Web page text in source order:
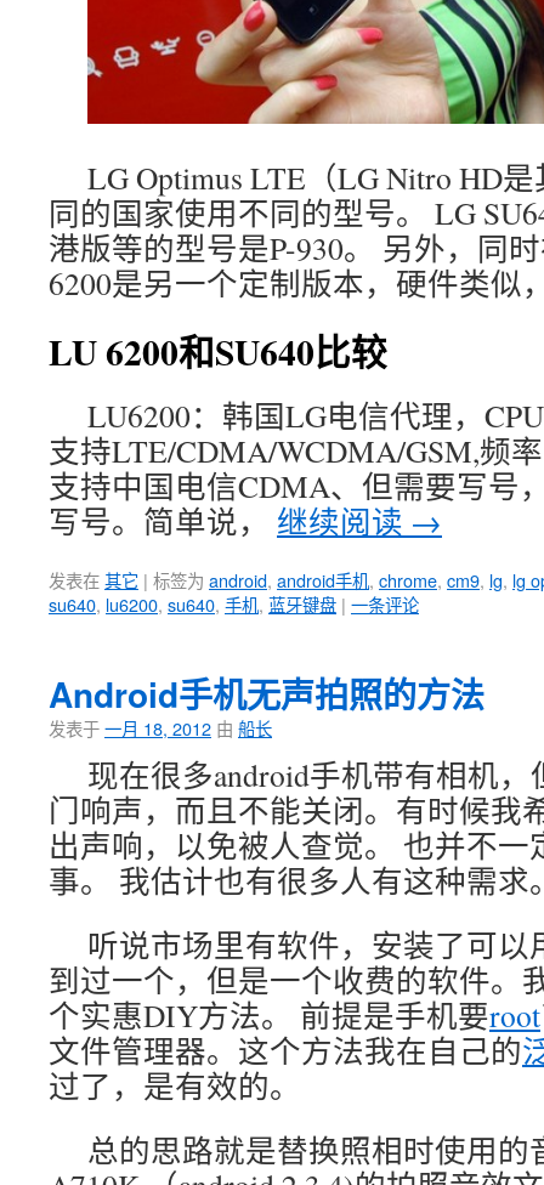
LG Optimus LTE（LG Nitro HD
同的国家使用不同的型号。 LG
港版等的型号是P-930。 另外，同
6200是另一个定制版本，硬件类似
LU 6200和SU640比较
LU6200：韩国LG电信代理，
支持LTE/CDMA/WCDMA/GSM,频
支持中国电信CDMA、但需要写号
写号。简单说， 继续阅读 →
发表在其它 | 标签为 android, android手机, chrome, cm9, lg, lg
su640, lu6200, su640, 手机, 蓝牙键盘 | 一条评论
Android手机无声拍照的方法
发表于一月 18, 2012 由 船长
现在很多android手机带有相机
门响声，而且不能关闭。有时候我
出声响，以免被人查觉。 也并不
事。 我估计也有很多人有这种需求
听说市场里有软件，安装了可以
到过一个，但是一个收费的软件。
个实惠DIY方法。 前提是手机要root
文件管理器。这个方法我在自己的
过了，是有效的。
总的思路就是替换照相时使用